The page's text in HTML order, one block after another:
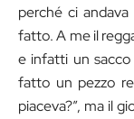
perché ci
fatto. A me il
e infatti un
fatto un pezzo
piaceva?”, ma il